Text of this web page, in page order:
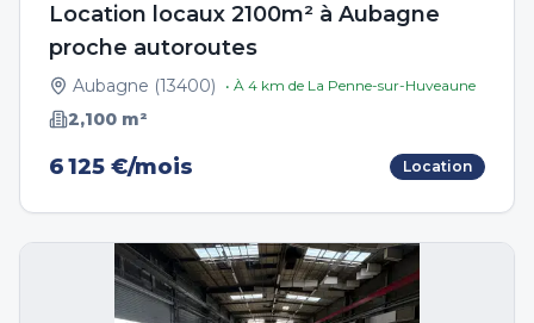
Location locaux 2100m² à Aubagne
proche autoroutes
Aubagne (13400) • À 4 km de La Penne-sur-Huveaune
2,100 m²
6 125 €/mois Location